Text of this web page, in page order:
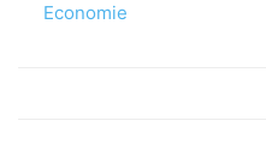
Par rapport à
Economie